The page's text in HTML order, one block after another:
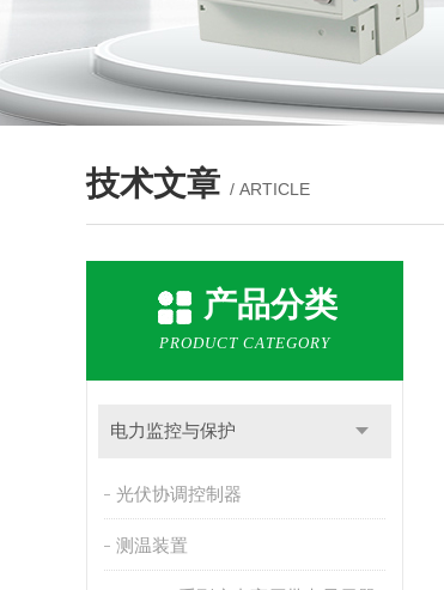
技术文章 / ARTICLE
产品分类
PRODUCT CATEGORY
电力监控与保护
光伏协调控制器
测温装置